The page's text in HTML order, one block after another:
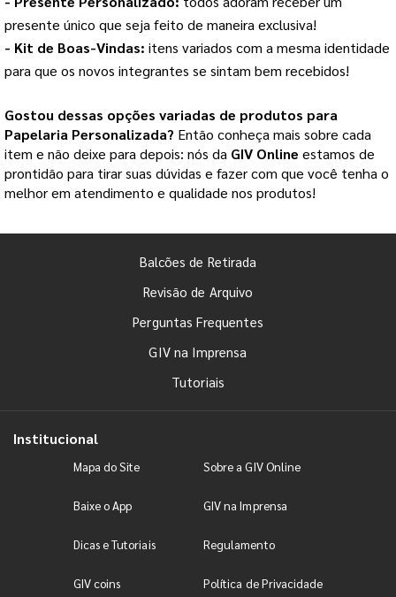
presente único que seja feito de maneira exclusiva!
- Kit de Boas-Vindas: itens variados com a mesma identidade
para que os novos integrantes se sintam bem recebidos!
Gostou dessas opções variadas de produtos para
Papelaria Personalizada? Então conheça mais sobre cada
item e não deixe para depois: nós da GIV Online estamos de
prontidão para tirar suas dúvidas e fazer com que você tenha o
melhor em atendimento e qualidade nos produtos!
Balcões de Retirada
Revisão de Arquivo
Perguntas Frequentes
GIV na Imprensa
Tutoriais
Institucional
Mapa do Site Sobre a GIV Online
Baixe o App GIV na Imprensa
Dicas e Tutoriais Regulamento
GIV coins Política de Privacidade